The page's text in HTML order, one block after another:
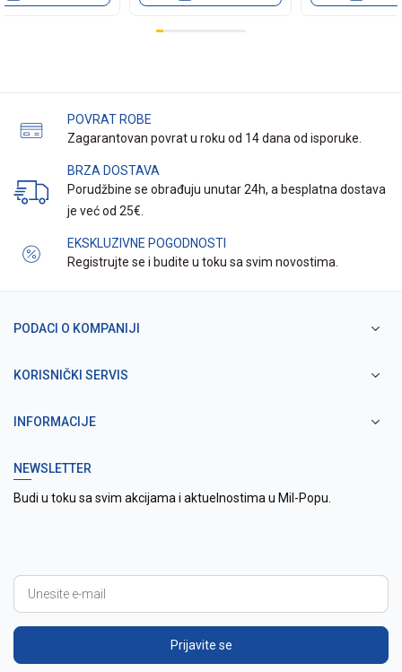
POVRAT ROBE
Zagarantovan povrat u roku od 14 dana od isporuke.
BRZA DOSTAVA
Porudžbine se obrađuju unutar 24h, a besplatna dostava
je već od 25€.
EKSKLUZIVNE POGODNOSTI
Registrujte se i budite u toku sa svim novostima.
PODACI O KOMPANIJI
KORISNIČKI SERVIS
INFORMACIJE
NEWSLETTER
Budi u toku sa svim akcijama i aktuelnostima u Mil-Popu.
Prijavite se